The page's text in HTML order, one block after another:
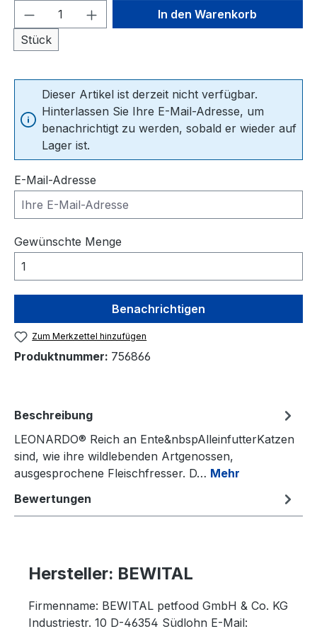
Produkt Anzahl: Gib den
Stück
In den Warenkorb
Dieser Artikel ist derzeit nicht verfügbar.
Hinterlassen Sie Ihre E-Mail-Adresse, um
benachrichtigt zu werden, sobald er wieder auf
Lager ist.
E-Mail-Adresse
Gewünschte Menge
Benachrichtigen
Zum Merkzettel hinzufügen
Produktnummer: 756866
Beschreibung
LEONARDO® Reich an Ente&nbspAlleinfutterKatzen
sind, wie ihre wildlebenden Artgenossen,
ausgesprochene Fleischfresser. D… Mehr
Bewertungen
Hersteller: BEWITAL
Firmenname: BEWITAL petfood GmbH & Co. KG
Industriestr. 10 D-46354 Südlohn E-Mail: